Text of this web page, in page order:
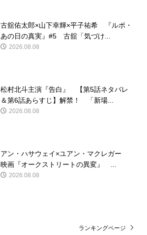
古舘佑太郎×山下幸輝×平子祐希 『ルポ・
あの日の真実』#5 古舘「気づけ...
2026.08.08
松村北斗主演『告白』 【第5話ネタバレ
＆第6話あらすじ】解禁！ 「新場...
2026.08.08
アン・ハサウェイ×ユアン・マクレガー
映画『オークストリートの異変』 ...
2026.08.08
ランキングページ